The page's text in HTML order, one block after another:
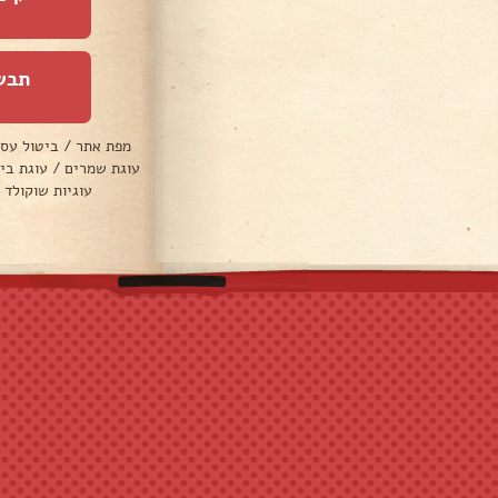
מפת אתר / ביטול
עוגת שמרים / עוגת
עוגיות